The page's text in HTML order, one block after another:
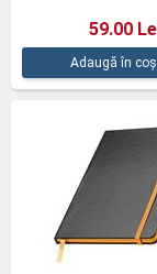
59.00
Adaugă în coș